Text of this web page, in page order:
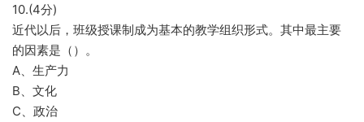
10.(4分)
近代以后，班级授课制成为基本的教学组织形式。其中最主要
的因素是（）。
A、生产力
B、文化
C、政治